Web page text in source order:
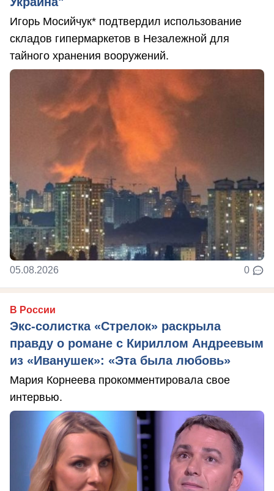
Игорь Мосийчук* подтвердил использование
складов гипермаркетов в Незалежной для
тайного хранения вооружений.
05.08.2026 0
В России
Экс-солистка «Стрелок» раскрыла
правду о романе с Кириллом Андреевым
из «Иванушек»: «Эта была любовь»
Мария Корнеева прокомментировала свое
интервью.